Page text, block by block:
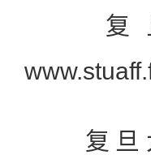
复旦
复旦大